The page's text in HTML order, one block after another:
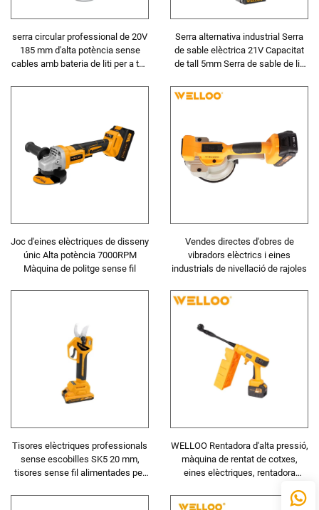
serra circular professional de 20V
185 mm d'alta potència sense
cables amb bateria de liti per a tall
Serra alternativa industrial Serra
de sable elèctrica 21V Capacitat
de tall 5mm Serra de sable de liti
Joc d'eines elèctriques de disseny
únic Alta potència 7000RPM
Màquina de politge sense fil
Vendes directes d'obres de
vibradors elèctrics i eines
industrials de nivellació de rajoles
Tisores elèctriques professionals
sense escobilles SK5 20 mm,
tisores sense fil alimentades per
WELLOO Rentadora d'alta pressió,
màquina de rentat de cotxes,
eines elèctriques, rentadora
neteja domèstica